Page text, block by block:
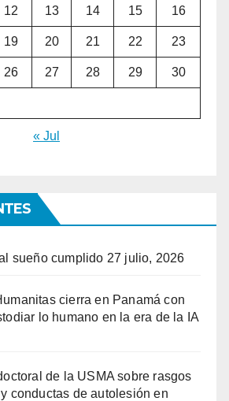
12 13 14 15 16
19 20 21 22 23
26 27 28 29 30
« Jul
sueño cumplido 27 julio, 2026
cierra en Panamá con
lo humano en la era de la IA
de la USMA sobre rasgos
conductas de autolesión en